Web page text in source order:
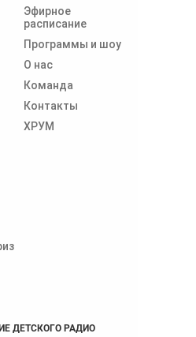
Эфирное
расписание
Программы и шоу
О нас
Команда
Контакты
ХРУМ
ДЕТСКОГО РАДИО